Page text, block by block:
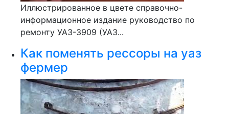
Иллюстрированное в цвете справочно-
информационное издание руководство по
ремонту УАЗ-3909 (УАЗ...
Как поменять рессоры на уаз
фермер